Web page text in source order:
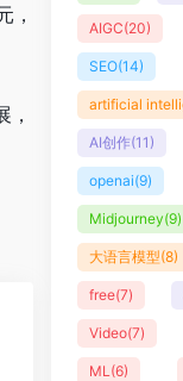
，
AIGC(20)
SEO(14)
artificial
AI创作(11)
openai(9)
Midjourney(9)
大语言模型(8)
free(7)
Video(7)
ML (6)